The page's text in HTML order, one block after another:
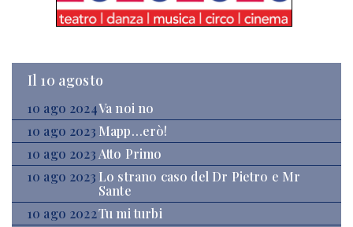
Il 10 agosto
10 ago 2024Va noi no
10 ago 2023 Mapp…erò!
10 ago 2023 Atto Primo
10 ago 2023 Lo strano caso del Dr Pietro e Mr
Sante
10 ago 2022Tu mi turbi